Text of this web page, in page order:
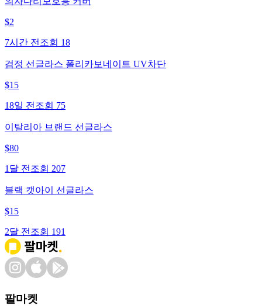
$2
7시간 전 조회 18
검정 선글라스 폴리카보네이트 UV차단
$15
18일 전 조회 75
이탈리아 브랜드 선글라스
$80
1달 전 조회 207
블랙 캣아이 선글라스
$15
2달 전 조회 191
팔마켓